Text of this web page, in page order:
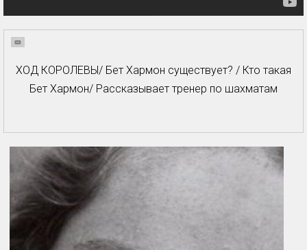
ХОД КОРОЛЕВЫ/ Бет Хармон существует? / Кто такая
Бет Хармон/ Рассказывает тренер по шахматам